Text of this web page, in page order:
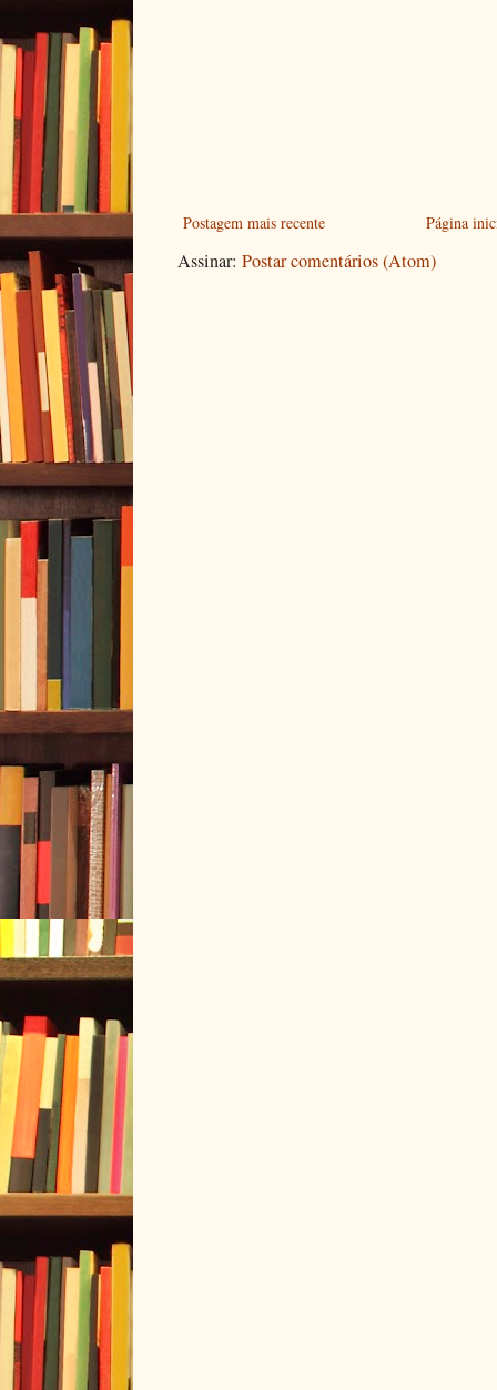
Postagem mais recente Página
Assinar: Postar comentários (Atom)